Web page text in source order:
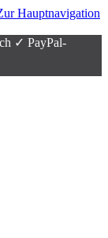
Hauptnavigation
✓ PayPal-